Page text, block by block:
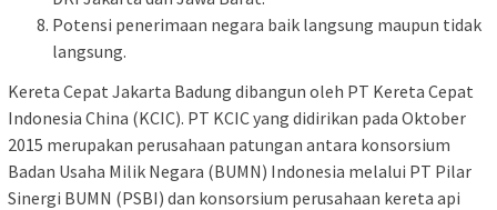
Potensi penerimaan negara baik langsung maupun tidak
langsung.
Kereta Cepat Jakarta Badung dibangun oleh PT Kereta Cepat
Indonesia China (KCIC). PT KCIC yang didirikan pada Oktober
2015 merupakan perusahaan patungan antara konsorsium
Badan Usaha Milik Negara (BUMN) Indonesia melalui PT Pilar
Sinergi BUMN (PSBI) dan konsorsium perusahaan kereta api